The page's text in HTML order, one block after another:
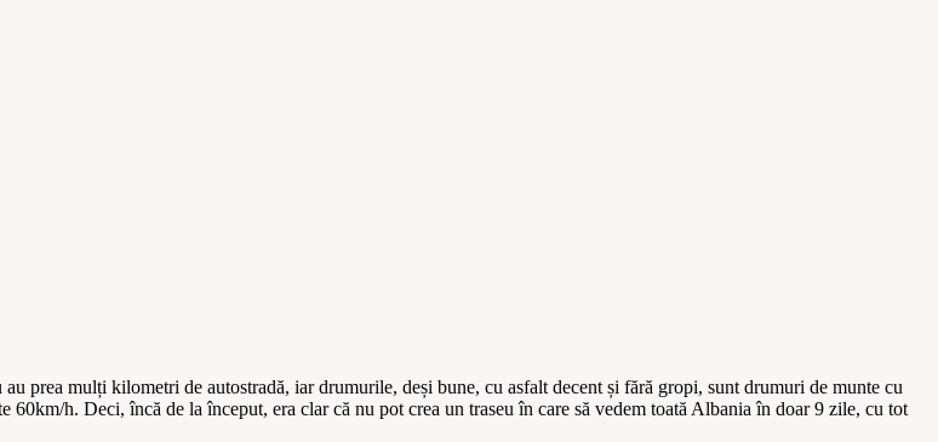
prea mulți kilometri de autostradă, iar drumurile, deși bune, cu asfalt decent și fără gropi, sunt drumuri de munte cu
60km/h. Deci, încă de la început, era clar că nu pot crea un traseu în care să vedem toată Albania în doar 9 zile, cu tot